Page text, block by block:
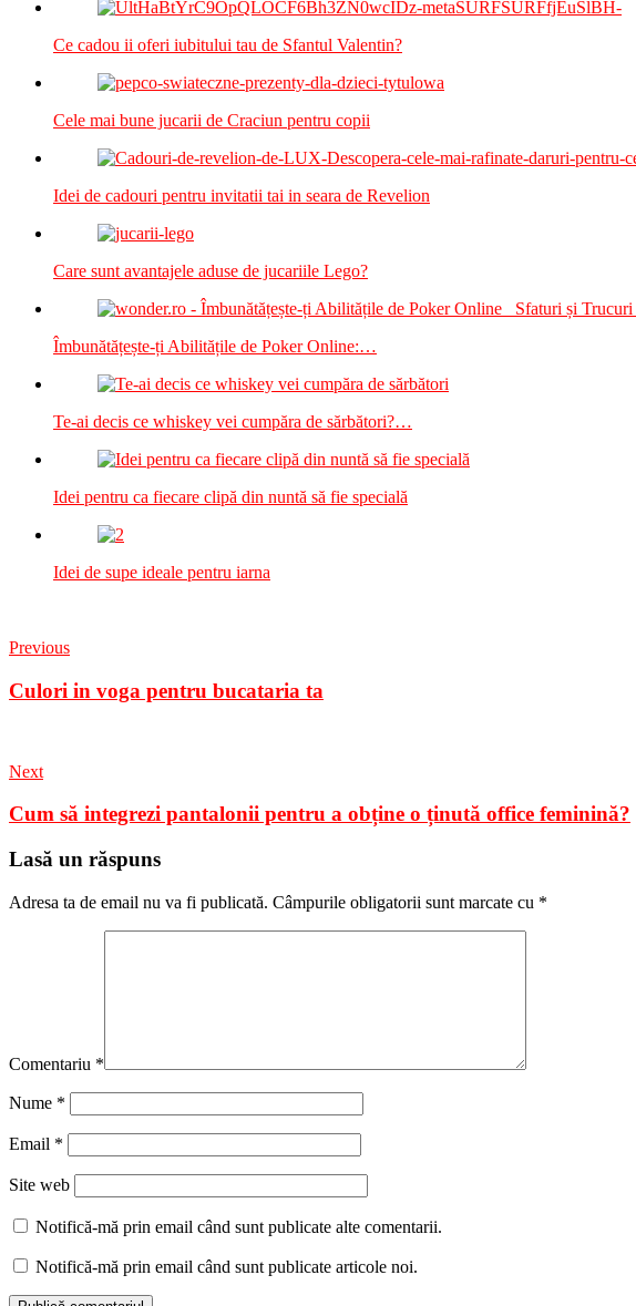
Ce cadou ii oferi iubitului tau de Sfantul Valentin?
Cele mai bune jucarii de Craciun pentru copii
Idei de cadouri pentru invitatii tai in seara de Revelion
Care sunt avantajele aduse de jucariile Lego?
Îmbunătățește-ți Abilitățile de Poker Online:…
Te-ai decis ce whiskey vei cumpăra de sărbători?…
Idei pentru ca fiecare clipă din nuntă să fie specială
Idei de supe ideale pentru iarna
Previous
Culori in voga pentru bucataria ta
Next
Cum să integrezi pantalonii pentru a obține o ținută office feminină?
Lasă un răspuns
Adresa ta de email nu va fi publicată. Câmpurile obligatorii sunt marcate cu *
Comentariu *
Nume *
Email *
Site web
Notifică-mă prin email când sunt publicate alte comentarii.
Notifică-mă prin email când sunt publicate articole noi.